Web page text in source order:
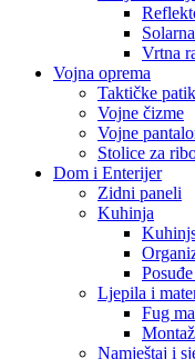
Vrtna
Vojna oprema
Taktičke
Vojne čizme
Vojne
Stolice za
Dom i Enterijer
Zidni paneli
Kuhinja
Ljepila i
Fug
Namještaj i